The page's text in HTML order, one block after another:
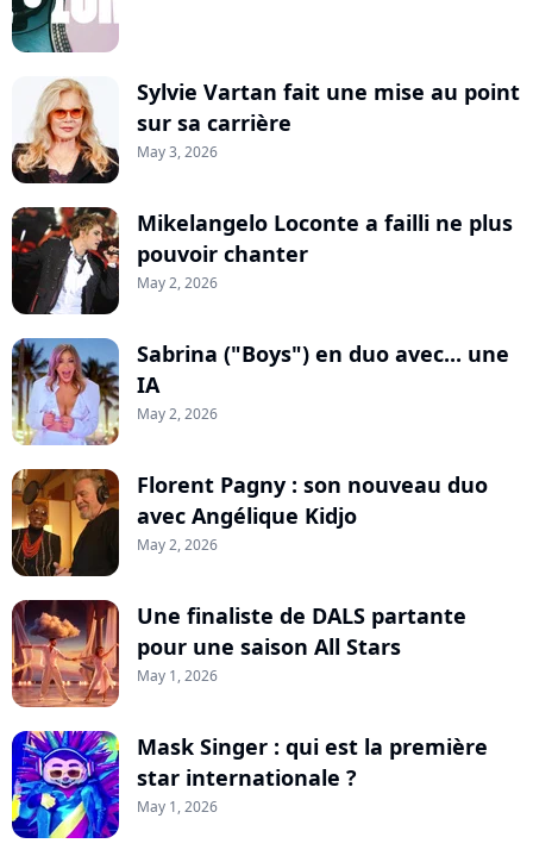
Sylvie Vartan fait une mise au point
sur sa carrière
May 3, 2026
Mikelangelo Loconte a failli ne plus
pouvoir chanter
May 2, 2026
Sabrina ("Boys") en duo avec... une
IA
May 2, 2026
Florent Pagny : son nouveau duo
avec Angélique Kidjo
May 2, 2026
Une finaliste de DALS partante
pour une saison All Stars
May 1, 2026
Mask Singer : qui est la première
star internationale ?
May 1, 2026